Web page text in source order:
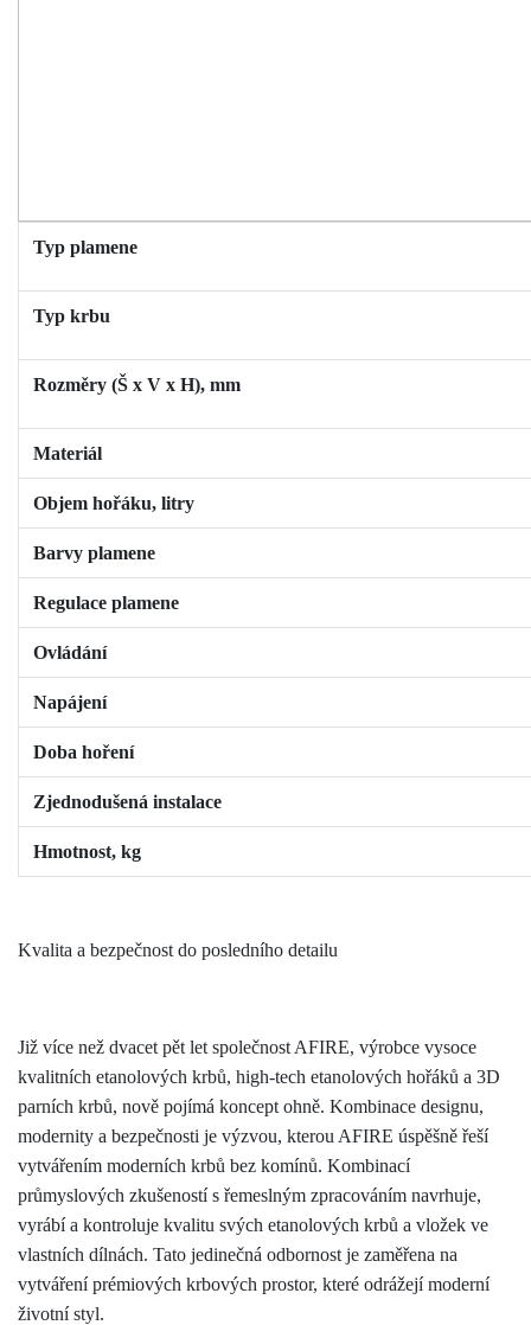
Typ plamene
Typ krbu
Rozměry (Š x V x H), mm
Materiál
Objem hořáku, litry
Barvy plamene
Regulace plamene
Ovládání
Napájení
Doba hoření
Zjednodušená instalace
Hmotnost, kg
Kvalita a bezpečnost do posledního detailu
Již více než dvacet pět let společnost AFIRE, výrobce vysoce
kvalitních etanolových krbů, high-tech etanolových hořáků a 3D
parních krbů, nově pojímá koncept ohně. Kombinace designu,
modernity a bezpečnosti je výzvou, kterou AFIRE úspěšně řeší
vytvářením moderních krbů bez komínů. Kombinací
průmyslových zkušeností s řemeslným zpracováním navrhuje,
vyrábí a kontroluje kvalitu svých etanolových krbů a vložek ve
vlastních dílnách. Tato jedinečná odbornost je zaměřena na
vytváření prémiových krbových prostor, které odrážejí moderní
životní styl.